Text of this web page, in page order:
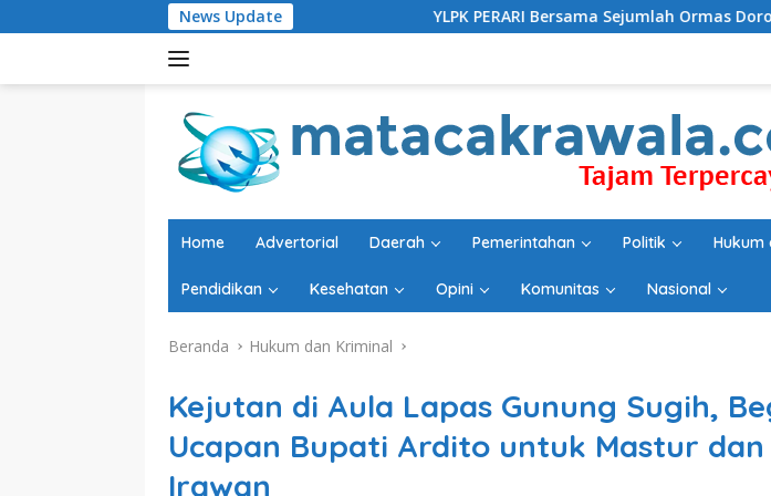
ke
News UpdateYLPK PERARI Bersama Sejumlah Ormas Dorong Polres
Home Advertorial Daerah Pemerintahan Politik Hukum
Pendidikan Kesehatan Opini Komunitas Nasional
Beranda Hukum dan Kriminal
Kejutan di Aula Lapas Gunung Sugih,
Ucapan Bupati Ardito untuk Mastur
Irawan